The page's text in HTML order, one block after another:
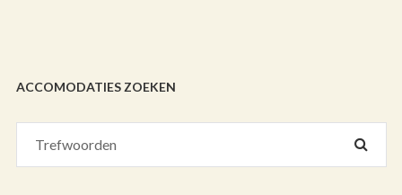
ACCOMODATIES ZOEKEN